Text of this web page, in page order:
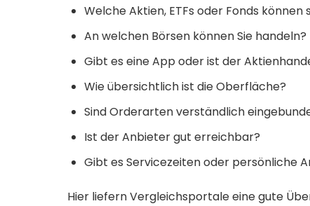
Welche Aktien, ETFs oder Fonds
An welchen Börsen können Sie handeln?
Gibt es eine App oder ist der
Wie übersichtlich ist die Oberfläche?
Sind Orderarten verständlich
Ist der Anbieter gut erreichbar?
Gibt es Servicezeiten oder persönliche
Hier liefern Vergleichsportale eine gute